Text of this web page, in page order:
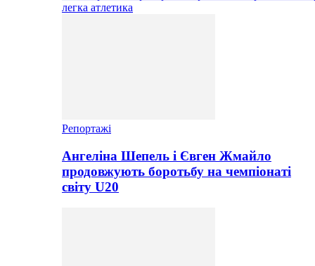
легка атлетика
Репортажі
Ангеліна Шепель і Євген Жмайло
продовжують боротьбу на чемпіонаті
світу U20